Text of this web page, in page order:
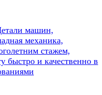
машин,
механика,
стажем,
быстро и качественно в